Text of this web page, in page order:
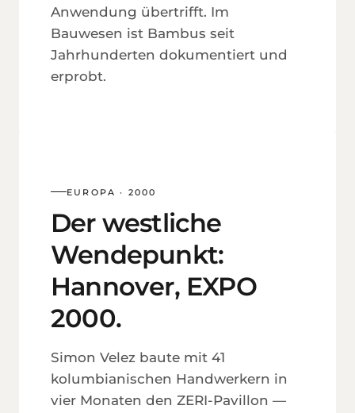
Anwendung übertrifft. Im
Bauwesen ist Bambus seit
Jahrhunderten dokumentiert und
erprobt.
EUROPA · 2000
Der westliche
Wendepunkt:
Hannover, EXPO
2000.
Simon Velez baute mit 41
kolumbianischen Handwerkern in
vier Monaten den ZERI-Pavillon —